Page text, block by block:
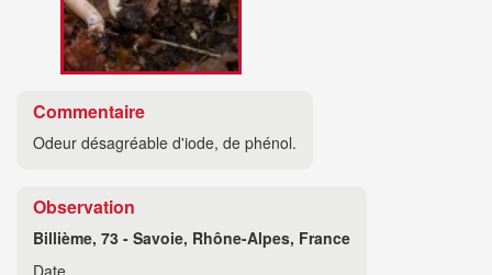
Commentaire
Odeur désagréable d'iode, de phénol.
Observation
Billième, 73 - Savoie, Rhône-Alpes, France